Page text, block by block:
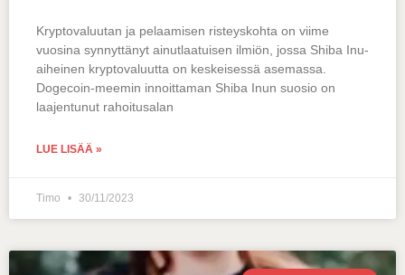
Kryptovaluutan ja pelaamisen risteyskohta on viime
vuosina synnyttänyt ainutlaatuisen ilmiön, jossa Shiba Inu-
aiheinen kryptovaluutta on keskeisessä asemassa.
Dogecoin-meemin innoittaman Shiba Inun suosio on
laajentunut rahoitusalan
LUE LISÄÄ »
Timo 30/11/2023